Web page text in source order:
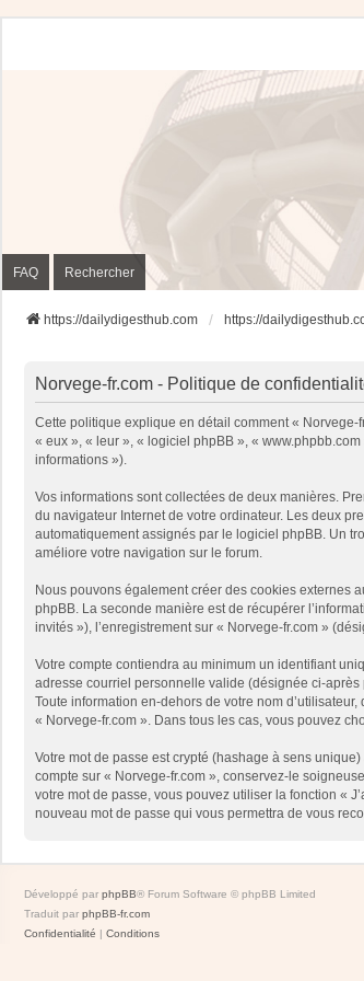
FAQ Rechercher
https://dailydigesthub.com https://
Norvege-fr.com - Politique de
Cette politique explique en détail comment « Norvege-
« eux », « leur », « logiciel phpBB », «
informations »).
Vos informations sont collectées de deux manières.
du navigateur Internet de votre ordinateur. Les deux
automatiquement assignés par le logiciel phpBB. Un
améliore votre navigation sur le forum.
Nous pouvons également créer des cookies externes
phpBB. La seconde manière est de récupérer
invités »), l’enregistrement sur « Norvege-fr.com »
Votre compte contiendra au minimum un identifiant
adresse courriel personnelle valide (désignée ci-
Toute information en-dehors de votre nom
« Norvege-fr.com ». Dans tous les cas, vous pouvez
Votre mot de passe est crypté (hashage à sens
compte sur « Norvege-fr.com », conservez-le
votre mot de passe, vous pouvez utiliser la fonction «
nouveau mot de passe qui vous permettra de vous
Développé par phpBB® Forum Software © phpBB Limited
Traduit par phpBB-fr.com
Confidentialité | Conditions